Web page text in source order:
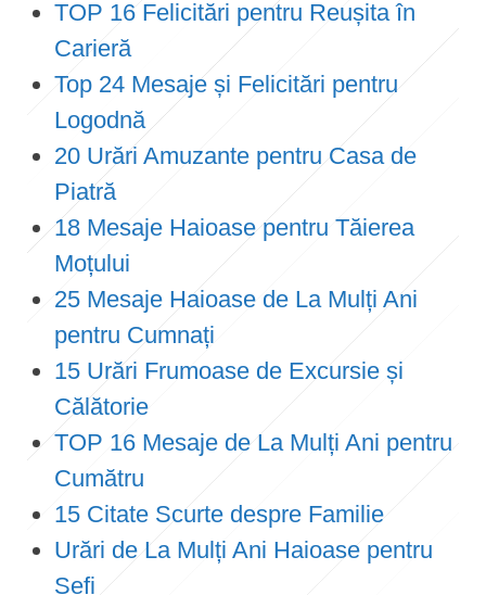
TOP 16 Felicitări pentru Reușita în
Carieră
Top 24 Mesaje și Felicitări pentru
Logodnă
20 Urări Amuzante pentru Casa de
Piatră
18 Mesaje Haioase pentru Tăierea
Moțului
25 Mesaje Haioase de La Mulți Ani
pentru Cumnați
15 Urări Frumoase de Excursie și
Călătorie
TOP 16 Mesaje de La Mulți Ani pentru
Cumătru
15 Citate Scurte despre Familie
Urări de La Mulți Ani Haioase pentru
Șefi